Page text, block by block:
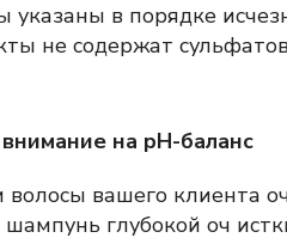
указаны в порядке
не содержат
на pH-баланс
волосы вашего клиента
глубокой оч